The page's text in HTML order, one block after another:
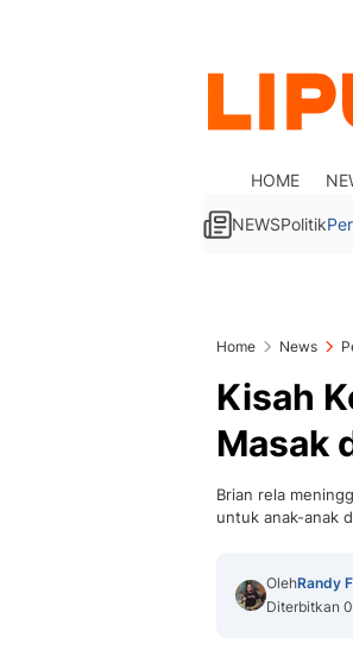
HOME
NEWSPolitik
Home News
Kisah
Masak
Brian rela
untuk anak-anak
OlehRandy
Diterbitkan